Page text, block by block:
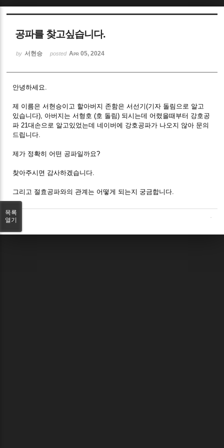
공파를 찾고싶습니다.
by 서현승 posted Apr 05, 2024
안녕하세요.
제 이름은 서현승이고 할아버지 존함은 서선기(기자 돌림으로 알고
있습니다), 아버지는 서형호 (호 돌림) 되시는데 어렸을때부터 강호공
파 21대손으로 알고있었는데 네이버에 강호공파가 나오지 않아 문의
드립니다.
제가 정확히 어떤 공파일까요?
찾아주시면 감사하겠습니다.
그리고 절효공파와의 관계는 어떻게 되는지 궁금합니다.
목록
열기
Sketchbook5, 스케치북5
Sketchbook5, 스케치북5